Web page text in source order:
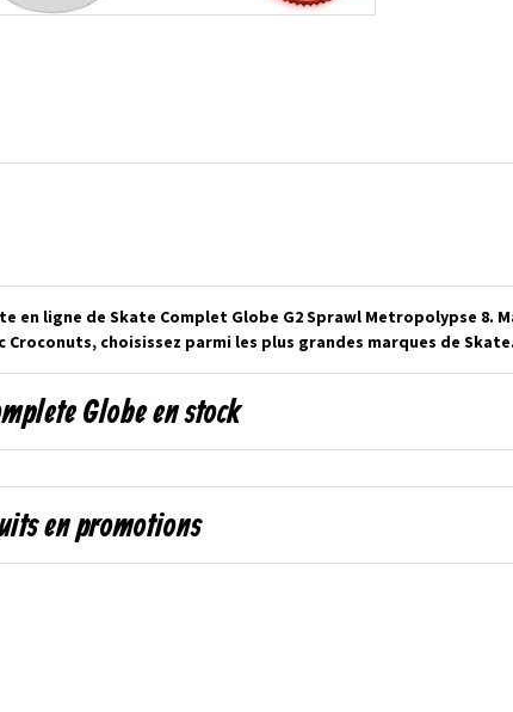
en ligne de Skate Complet Globe G2 Sprawl Metropolypse 8.
Croconuts, choisissez parmi les plus grandes marques de Skate.
Globe en stock
en promotions